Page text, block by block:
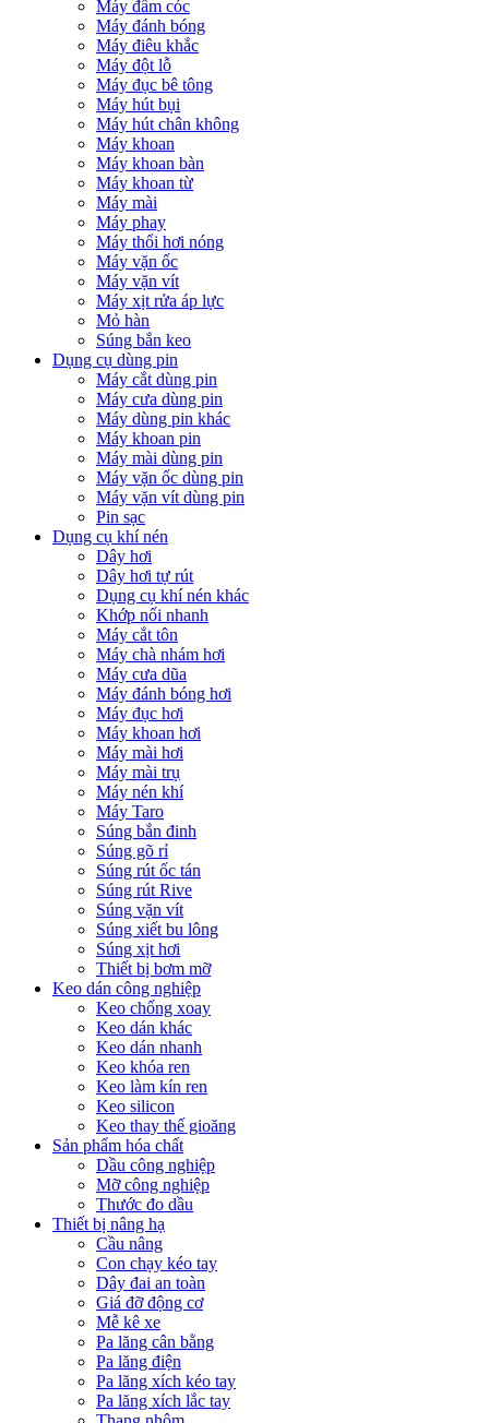
Máy đầm cóc
Máy đánh bóng
Máy điêu khắc
Máy đột lỗ
Máy đục bê tông
Máy hút bụi
Máy hút chân không
Máy khoan
Máy khoan bàn
Máy khoan từ
Máy mài
Máy phay
Máy thổi hơi nóng
Máy vặn ốc
Máy vặn vít
Máy xịt rửa áp lực
Mỏ hàn
Súng bắn keo
Dụng cụ dùng pin
Máy cắt dùng pin
Máy cưa dùng pin
Máy dùng pin khác
Máy khoan pin
Máy mài dùng pin
Máy vặn ốc dùng pin
Máy vặn vít dùng pin
Pin sạc
Dụng cụ khí nén
Dây hơi
Dây hơi tự rút
Dụng cụ khí nén khác
Khớp nối nhanh
Máy cắt tôn
Máy chà nhám hơi
Máy cưa dũa
Máy đánh bóng hơi
Máy đục hơi
Máy khoan hơi
Máy mài hơi
Máy mài trụ
Máy nén khí
Máy Taro
Súng bắn đinh
Súng gõ rỉ
Súng rút ốc tán
Súng rút Rive
Súng vặn vít
Súng xiết bu lông
Súng xịt hơi
Thiết bị bơm mỡ
Keo dán công nghiệp
Keo chống xoay
Keo dán khác
Keo dán nhanh
Keo khóa ren
Keo làm kín ren
Keo silicon
Keo thay thế gioăng
Sản phẩm hóa chất
Dầu công nghiệp
Mỡ công nghiệp
Thước đo dầu
Thiết bị nâng hạ
Cầu nâng
Con chạy kéo tay
Dây đai an toàn
Giá đỡ động cơ
Mễ kê xe
Pa lăng cân bằng
Pa lăng điện
Pa lăng xích kéo tay
Pa lăng xích lắc tay